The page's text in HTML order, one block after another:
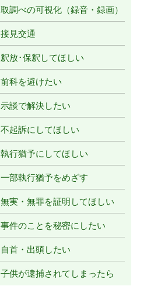
取調べの可視化（録音・録画）
接見交通
釈放･保釈してほしい
前科を避けたい
示談で解決したい
不起訴にしてほしい
執行猶予にしてほしい
一部執行猶予をめざす
無実・無罪を証明してほしい
事件のことを秘密にしたい
自首・出頭したい
子供が逮捕されてしまったら